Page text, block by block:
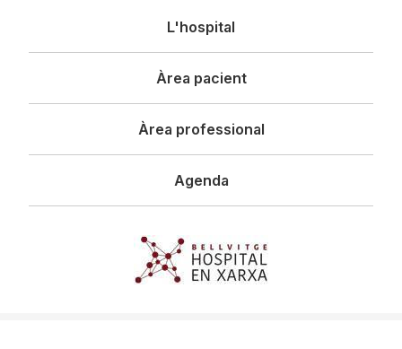
principal
L'hospital
Àrea pacient
Àrea professional
Agenda